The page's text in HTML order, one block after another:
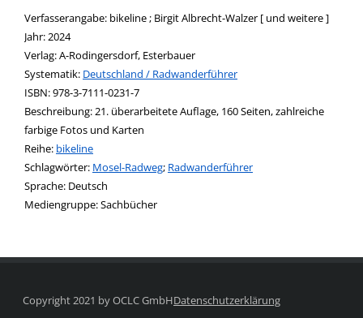
Suche nach diesem Verfasser
Verfasserangabe: bikeline ; Birgit Albrecht-Walzer [ und weitere ]
Jahr:2024
Verlag:A-Rodingersdorf, Esterbauer
opens in new tab
Diesen Link in neuem Tab öffnen
Systematik: Suche nach dieser Systematik
Deutschland / Radwanderführer
Suche nach diesem Interessenskreis
ISBN:978-3-7111-0231-7
Beschreibung:21. überarbeitete Auflage, 160 Seiten, zahlreiche
farbige Fotos und Karten
Reihe: bikeline
Schlagwörter: Mosel-Radweg; Radwanderführer
Suche nach dieser Beteiligten Person
Sprache: Deutsch
Mediengruppe:Sachbücher
Copyright 2021 by OCLC GmbHDatenschutzerklärung